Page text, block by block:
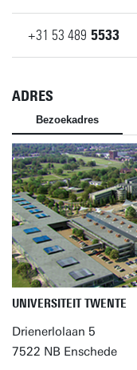
+31 53 489 5533
ADRES
Bezoekadres
UNIVERSITEIT TWENTE
Drienerlolaan 5
7522 NB Enschede